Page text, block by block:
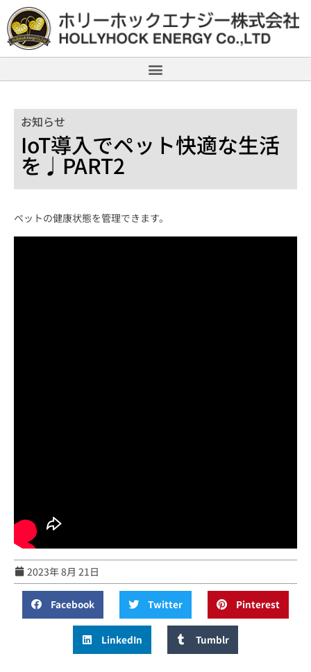
お知らせ
IoT導入でペット快適な生活
を♩PART2
ペットの健康状態を管理できます。
2023年 8月 21日
Facebook Twitter Pinterest
LinkedIn Tumblr